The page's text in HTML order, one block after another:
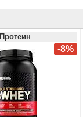
Протеин